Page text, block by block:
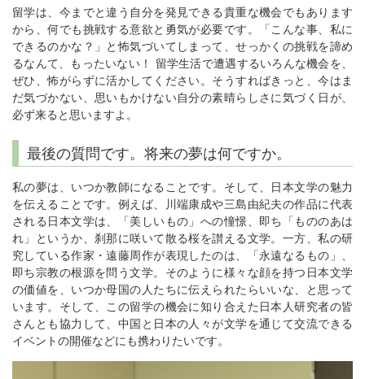
留学は、今までと違う自分を発見できる貴重な機会でもあります
から、何でも挑戦する意欲と勇気が必要です。「こんな事、私に
できるのかな？」と怖気づいてしまって、せっかくの挑戦を諦め
るなんて、もったいない！ 留学生活で遭遇するいろんな機会を、
ぜひ、怖がらずに活かしてください。そうすればきっと、今はま
だ気づかない、思いもかけない自分の素晴らしさに気づく日が、
必ず来ると思いますよ。
最後の質問です。将来の夢は何ですか。
私の夢は、いつか教師になることです。そして、日本文学の魅力
を伝えることです。例えば、川端康成や三島由紀夫の作品に代表
される日本文学は、「美しいもの」への憧憬、即ち「もののあは
れ」というか、刹那に咲いて散る桜を讃える文学。一方、私の研
究している作家・遠藤周作が表現したのは、「永遠なるもの」、
即ち宗教の根源を問う文学。そのように様々な顔を持つ日本文学
の価値を、いつか母国の人たちに伝えられたらいいな、と思って
います。そして、この留学の機会に知り合えた日本人研究者の皆
さんとも協力して、中国と日本の人々が文学を通じて交流できる
イベントの開催などにも携わりたいです。